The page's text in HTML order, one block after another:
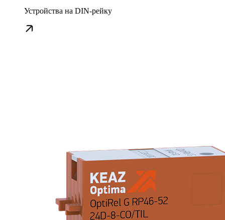
Устройства на DIN-рейку